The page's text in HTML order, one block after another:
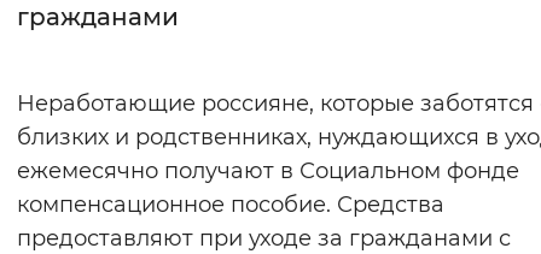
Нормальный
Синий фон
Изображения
гражданами
Неработающие россияне, которые заботятся
близких и родственниках, нуждающихся в
ежемесячно получают в Социальном фонде
компенсационное пособие. Средства
предоставляют при уходе за гражданами с